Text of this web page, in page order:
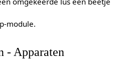
module.
- Apparaten